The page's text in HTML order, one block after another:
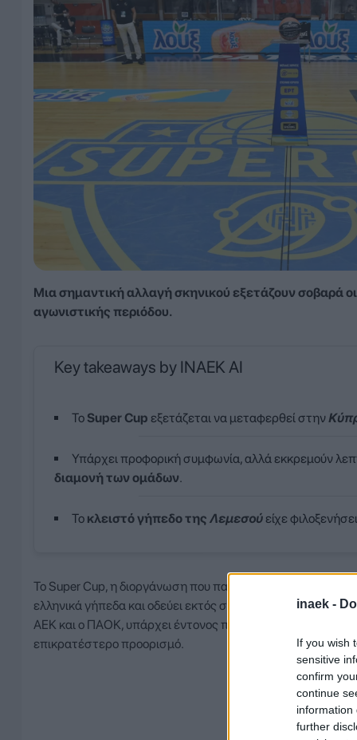
inaek -
If you wish
sensitive
confirm
continue
information
further
Μια σημαντική αλλαγή σκηνικού εξετάζουν σοβαρά
αγωνιστικής περιόδου.
Key takeaways by INAEK AI
Το Super Cup εξετάζεται να μεταφερθεί στην
Υπάρχει προφορική συμφωνία, αλλά εκκρεμούν
διαμονή των ομάδων.
Το κλειστό γήπεδο της Λεμεσούείχε
Το Super Cup, η διοργάνωση που παραδοσιακά ανοίγει την
ελληνικά γήπεδα και οδεύει εκτός συνόρων. Στο φετινό
ΑΕΚ και ο ΠΑΟΚ, υπάρχει έντονος προσανατολισμός για
επικρατέστερο προορισμό.